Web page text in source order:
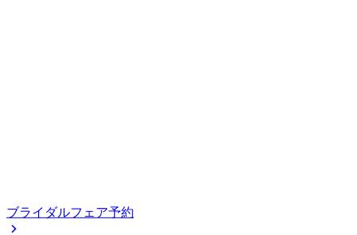
ブライダルフェア予約